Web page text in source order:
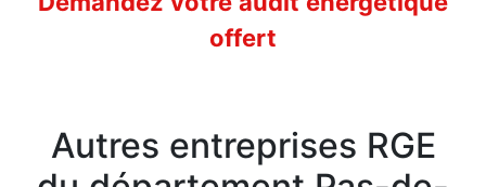
offert
Autres entreprises RGE